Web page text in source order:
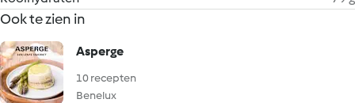
Ook te zien in
Asperge
10 recepten
Benelux